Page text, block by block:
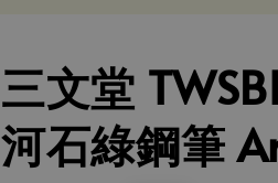
三文堂
河石綠鋼筆